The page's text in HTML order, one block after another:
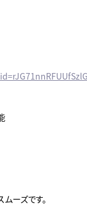
ーズです。